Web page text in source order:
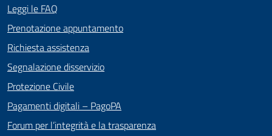
Leggi le FAQ
Prenotazione appuntamento
Richiesta assistenza
Segnalazione disservizio
Protezione Civile
Pagamenti digitali – PagoPA
Forum per l’integrità e la trasparenza